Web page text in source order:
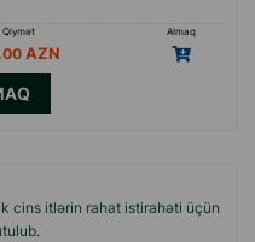
Qiymət
Almaq
cins itlərin rahat istirahəti üçün